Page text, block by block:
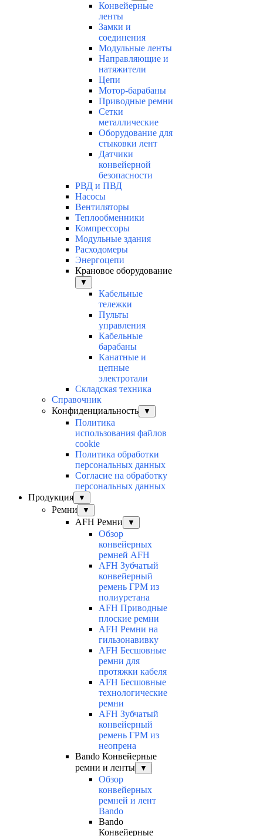
Конвейерные
ленты
Замки и
соединения
Модульные ленты
Направляющие и
натяжители
Цепи
Мотор-барабаны
Приводные ремни
Сетки
металлические
Оборудование для
стыковки лент
Датчики
конвейерной
безопасности
РВД и ПВД
Насосы
Вентиляторы
Теплообменники
Компрессоры
Модульные здания
Расходомеры
Энергоцепи
Крановое оборудование
▼
Кабельные
тележки
Пульты
управления
Кабельные
барабаны
Канатные и
цепные
электротали
Складская техника
Справочник
Конфиденциальность
▼
Политика
использования файлов
cookie
Политика обработки
персональных данных
Согласие на обработку
персональных данных
Продукция
▼
Ремни ▼
AFH Ремни ▼
Обзор
конвейерных
ремней AFH
AFH Зубчатый
конвейерный
ремень ГРМ из
полиуретана
AFH Приводные
плоские ремни
AFH Ремни на
гильзонавивку
AFH Бесшовные
ремни для
протяжки кабеля
AFH Бесшовные
технологические
ремни
AFH Зубчатый
конвейерный
ремень ГРМ из
неопрена
Bando Конвейерные
ремни и ленты
▼
Обзор
конвейерных
ремней и лент
Bando
Bando
Конвейерные